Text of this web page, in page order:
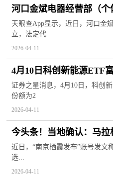
河口金斌电器经营部（
20万人民币
天眼查App显示，近日，河口金
立，法定代
2026-04-11
4月10日科创新能源ETF
份，重仓股晶科能源、
证券之星消息，4月10日，科创
份额为2
2026-04-11
今头条！当地确认：马
万！
近日，“南京栖霞发布”账号发文
选...
2026-04-11